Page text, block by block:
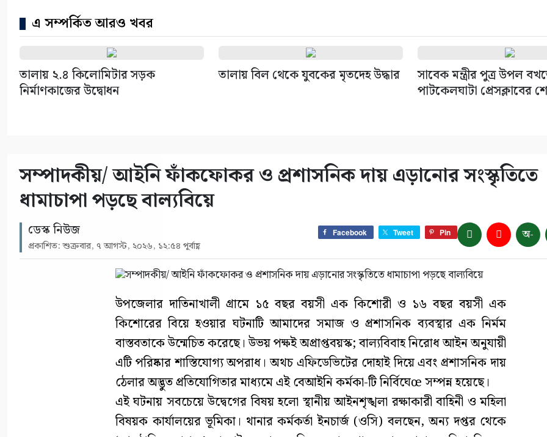
এ সম্পর্কিত আরও খবর
তালায় ২.৪ কিলোমিটার সড়ক
নির্মাণকাজের উদ্বোধন
তালায় বিল থেকে যুবকের মৃতদেহ উদ্ধার
সাবেক মন্ত্রীর পুত্র উপল
পাটকেলঘাটা প্রেসক্লাবের
সম্পাদকীয়/ আইনি ফাঁকফোকর ও প্রশাসনিক দায় এড়ানোর সংস্কৃতিতে
ধামাচাপা পড়ছে বাল্যবিয়ে
ডেস্ক নিউজ
প্রকাশিত: শুক্রবার, ৭ আগস্ট, ২০২৬, ১২:৫৪ পূর্বাহ্ণ
Facebook Tweet Pin অ-
উপজেলার দাতিনাখালী গ্রামে ১৫ বছর বয়সী এক কিশোরী ও ১৬ বছর বয়সী এক
কিশোরের বিয়ে হওয়ার ঘটনাটি আমাদের সমাজ ও প্রশাসনিক ব্যবস্থার এক নির্মম
বাস্তবতাকে উন্মেচিত করেছে। উভয় পক্ষই অপ্রাপ্তবয়স্ক; বাল্যবিবাহ নিরোধ আইন অনুযায়ী
এটি পরিষ্কার শাস্তিযোগ্য অপরাধ। অথচ এফিডেভিটের দোহাই দিয়ে এবং প্রশাসনিক দায়
ঠেলার অদ্ভুত প্রতিযোগিতার মাধ্যমে এই বেআইনি কর্মকা-টি নির্বিঘেœ সম্পন্ন হয়েছে।
এই ঘটনায় সবচেয়ে উদ্বেগের বিষয় হলো স্থানীয় আইনশৃঙ্খলা রক্ষাকারী বাহিনী ও মহিলা
বিষয়ক কার্যালয়ের ভূমিকা। থানার কর্মকর্তা ইনচার্জ (ওসি) বলছেন, অন্য দপ্তর থেকে